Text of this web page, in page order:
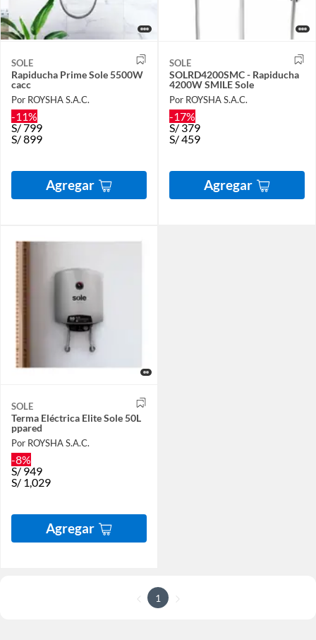
SOLE
Rapiducha Prime Sole 5500W
cacc
Por ROYSHA S.A.C.
-11%
S/799
S/899
Agregar
SOLE
SOLRD4200SMC - Rapiducha
4200W SMILE Sole
Por ROYSHA S.A.C.
-17%
S/ 379
S/459
Agregar
SOLE
Terma Eléctrica Elite Sole 50L
ppared
Por ROYSHA S.A.C.
-8%
S/ 949
S/ 1,029
Agregar
1